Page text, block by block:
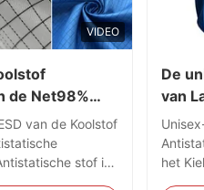
VIDEO
de Net98%
van de Koolstof
stof is
De
van
het